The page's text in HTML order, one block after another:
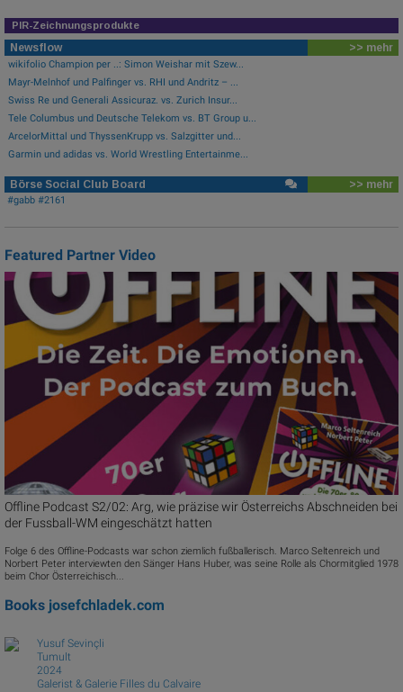
PIR-Zeichnungsprodukte
Newsflow >> mehr
wikifolio Champion per ..: Simon Weishar mit Szew...
Mayr-Melnhof und Palfinger vs. RHI und Andritz – ...
Swiss Re und Generali Assicuraz. vs. Zurich Insur...
Tele Columbus und Deutsche Telekom vs. BT Group u...
ArcelorMittal und ThyssenKrupp vs. Salzgitter und...
Garmin und adidas vs. World Wrestling Entertainme...
Börse Social Club Board >> mehr
#gabb #2161
Featured Partner Video
Offline Podcast S2/02: Arg, wie präzise wir Österreichs Abschneiden bei
der Fussball-WM eingeschätzt hatten
Folge 6 des Offline-Podcasts war schon ziemlich fußballerisch. Marco Seltenreich und
Norbert Peter interviewten den Sänger Hans Huber, was seine Rolle als Chormitglied 1978
beim Chor Österreichisch...
Books josefchladek.com
Yusuf Sevinçli
Tumult
2024
Galerist & Galerie Filles du Calvaire